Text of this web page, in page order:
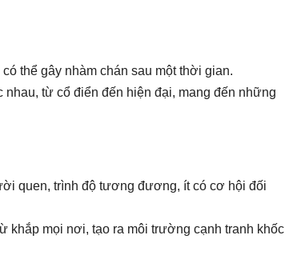
thể gây nhàm chán sau một thời gian.
từ cổ điển đến hiện đại, mang đến những
quen, trình độ tương đương, ít có cơ hội đối
mọi nơi, tạo ra môi trường cạnh tranh khốc